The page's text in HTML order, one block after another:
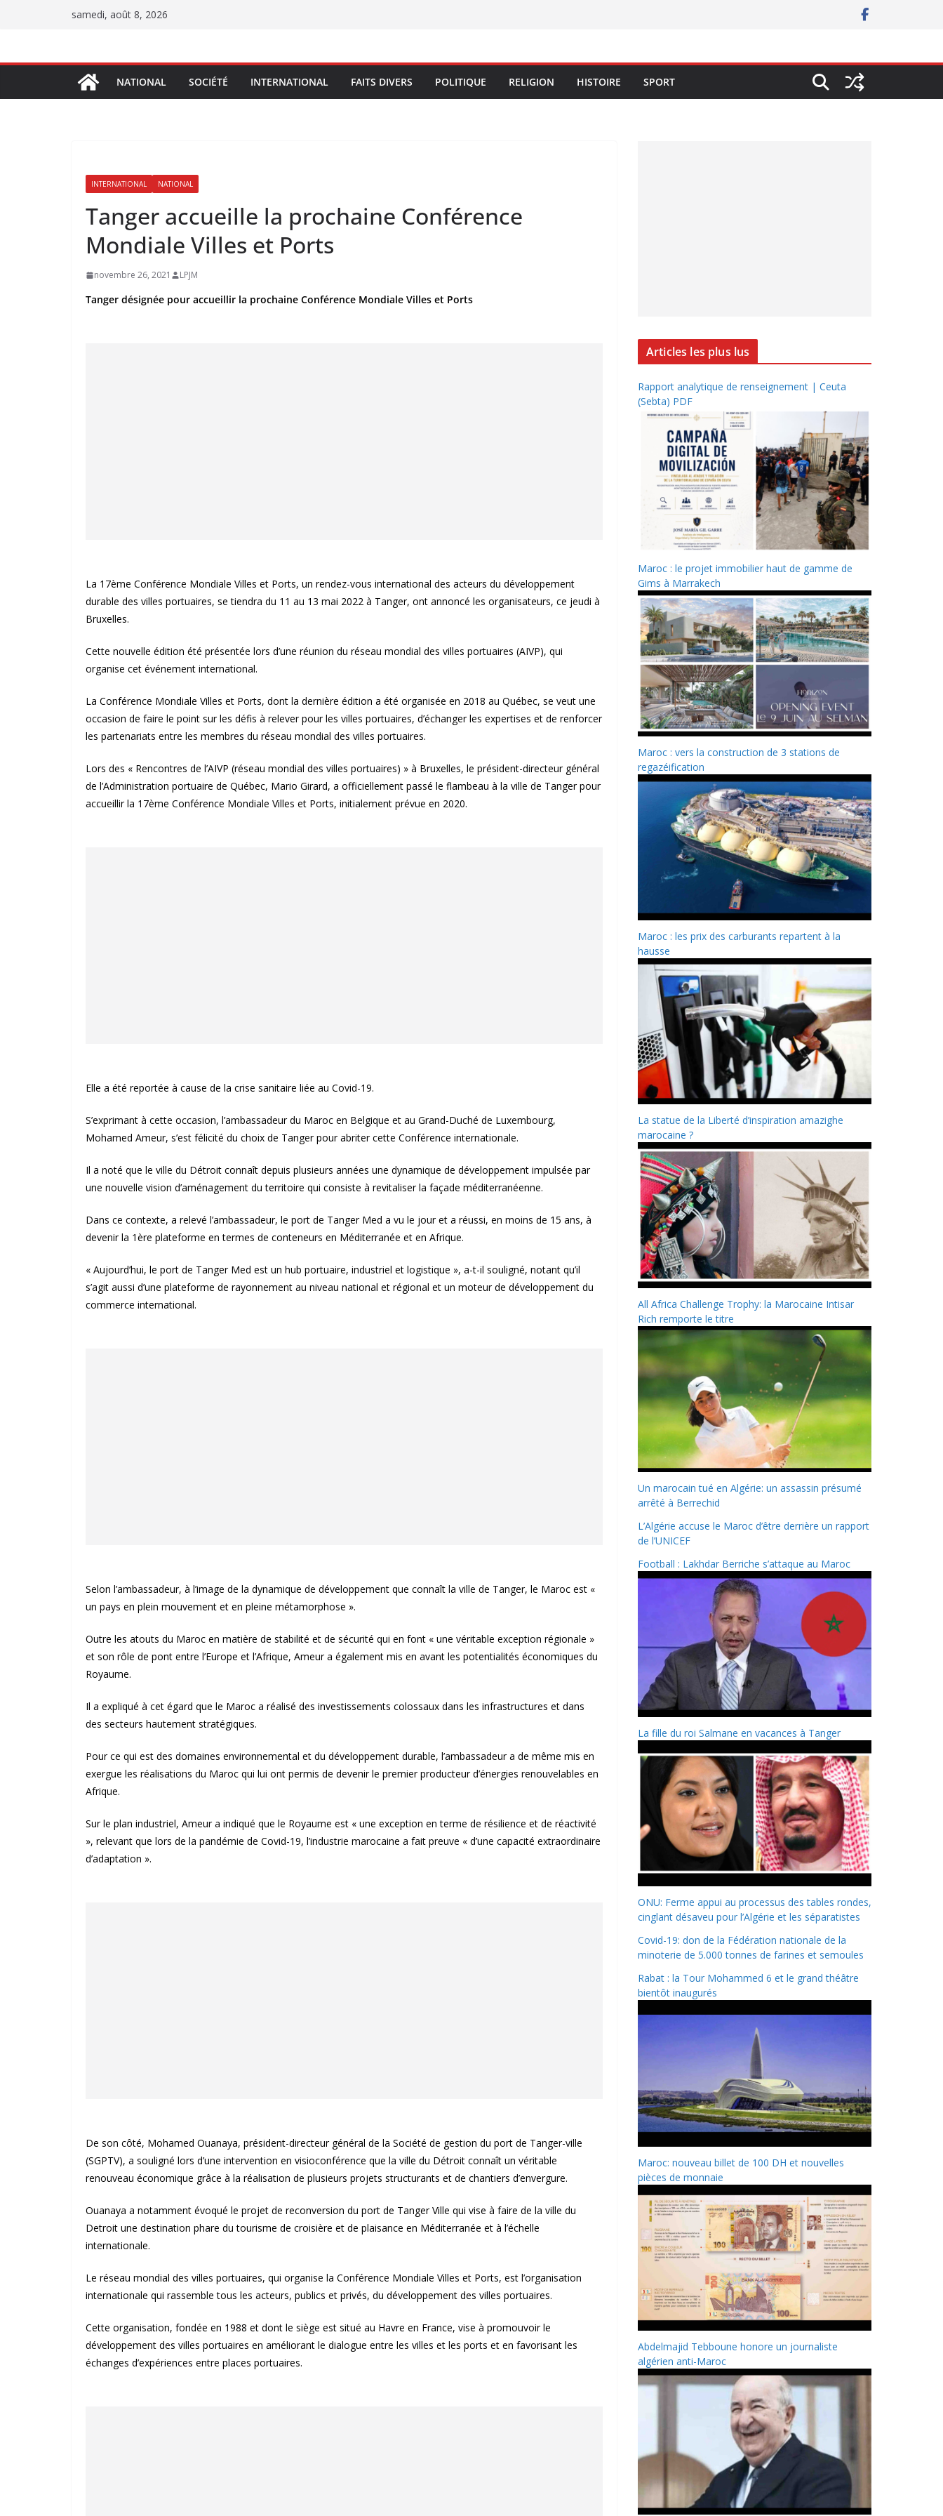
samedi, août 8, 2026
NATIONAL SOCIÉTÉ INTERNATIONAL FAITS DIVERS POLITIQUE RELIGION HISTOIRE SPORT
INTERNATIONAL NATIONAL
Tanger accueille la prochaine Conférence
Mondiale Villes et Ports
novembre 26, 2021 LPJM
Tanger désignée pour accueillir la prochaine Conférence Mondiale Villes et Ports
La 17ème Conférence Mondiale Villes et Ports, un rendez-vous international des acteurs du développement
durable des villes portuaires, se tiendra du 11 au 13 mai 2022 à Tanger, ont annoncé les organisateurs, ce jeudi à
Bruxelles.
Cette nouvelle édition été présentée lors d’une réunion du réseau mondial des villes portuaires (AIVP), qui
organise cet événement international.
La Conférence Mondiale Villes et Ports, dont la dernière édition a été organisée en 2018 au Québec, se veut une
occasion de faire le point sur les défis à relever pour les villes portuaires, d’échanger les expertises et de renforcer
les partenariats entre les membres du réseau mondial des villes portuaires.
Lors des « Rencontres de l’AIVP (réseau mondial des villes portuaires) » à Bruxelles, le président-directeur général
de l’Administration portuaire de Québec, Mario Girard, a officiellement passé le flambeau à la ville de Tanger pour
accueillir la 17ème Conférence Mondiale Villes et Ports, initialement prévue en 2020.
Elle a été reportée à cause de la crise sanitaire liée au Covid-19.
S’exprimant à cette occasion, l’ambassadeur du Maroc en Belgique et au Grand-Duché de Luxembourg,
Mohamed Ameur, s’est félicité du choix de Tanger pour abriter cette Conférence internationale.
Il a noté que le ville du Détroit connaît depuis plusieurs années une dynamique de développement impulsée par
une nouvelle vision d’aménagement du territoire qui consiste à revitaliser la façade méditerranéenne.
Dans ce contexte, a relevé l’ambassadeur, le port de Tanger Med a vu le jour et a réussi, en moins de 15 ans, à
devenir la 1ère plateforme en termes de conteneurs en Méditerranée et en Afrique.
« Aujourd’hui, le port de Tanger Med est un hub portuaire, industriel et logistique », a-t-il souligné, notant qu’il
s’agit aussi d’une plateforme de rayonnement au niveau national et régional et un moteur de développement du
commerce international.
Selon l’ambassadeur, à l’image de la dynamique de développement que connaît la ville de Tanger, le Maroc est «
un pays en plein mouvement et en pleine métamorphose ».
Outre les atouts du Maroc en matière de stabilité et de sécurité qui en font « une véritable exception régionale »
et son rôle de pont entre l’Europe et l’Afrique, Ameur a également mis en avant les potentialités économiques du
Royaume.
Il a expliqué à cet égard que le Maroc a réalisé des investissements colossaux dans les infrastructures et dans
des secteurs hautement stratégiques.
Pour ce qui est des domaines environnemental et du développement durable, l’ambassadeur a de même mis en
exergue les réalisations du Maroc qui lui ont permis de devenir le premier producteur d’énergies renouvelables en
Afrique.
Sur le plan industriel, Ameur a indiqué que le Royaume est « une exception en terme de résilience et de réactivité
», relevant que lors de la pandémie de Covid-19, l’industrie marocaine a fait preuve « d’une capacité extraordinaire
d’adaptation ».
De son côté, Mohamed Ouanaya, président-directeur général de la Société de gestion du port de Tanger-ville
(SGPTV), a souligné lors d’une intervention en visioconférence que la ville du Détroit connaît un véritable
renouveau économique grâce à la réalisation de plusieurs projets structurants et de chantiers d’envergure.
Ouanaya a notamment évoqué le projet de reconversion du port de Tanger Ville qui vise à faire de la ville du
Detroit une destination phare du tourisme de croisière et de plaisance en Méditerranée et à l’échelle
internationale.
Le réseau mondial des villes portuaires, qui organise la Conférence Mondiale Villes et Ports, est l’organisation
internationale qui rassemble tous les acteurs, publics et privés, du développement des villes portuaires.
Cette organisation, fondée en 1988 et dont le siège est situé au Havre en France, vise à promouvoir le
développement des villes portuaires en améliorant le dialogue entre les villes et les ports et en favorisant les
échanges d’expériences entre places portuaires.
Articles les plus lus
Rapport analytique de renseignement | Ceuta
(Sebta) PDF
Maroc : le projet immobilier haut de gamme de
Gims à Marrakech
Maroc : vers la construction de 3 stations de
regazéification
Maroc : les prix des carburants repartent à la
hausse
La statue de la Liberté d’inspiration amazighe
marocaine ?
All Africa Challenge Trophy: la Marocaine Intisar
Rich remporte le titre
Un marocain tué en Algérie: un assassin présumé
arrêté à Berrechid
L’Algérie accuse le Maroc d’être derrière un rapport
de l’UNICEF
Football : Lakhdar Berriche s’attaque au Maroc
La fille du roi Salmane en vacances à Tanger
ONU: Ferme appui au processus des tables rondes,
cinglant désaveu pour l’Algérie et les séparatistes
Covid-19: don de la Fédération nationale de la
minoterie de 5.000 tonnes de farines et semoules
Rabat : la Tour Mohammed 6 et le grand théâtre
bientôt inaugurés
Maroc: nouveau billet de 100 DH et nouvelles
pièces de monnaie
Abdelmajid Tebboune honore un journaliste
algérien anti-Maroc